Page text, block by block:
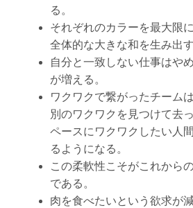
る。
それぞれのカラーを最大限
全体的な大きな和を生み出す
自分と一致しない仕事はや
が増える。
ワクワクで繋がったチーム
別のワクワクを見つけて去
ペースにワクワクしたい人
るようになる。
この柔軟性こそがこれから
である。
肉を食べたいという欲求が